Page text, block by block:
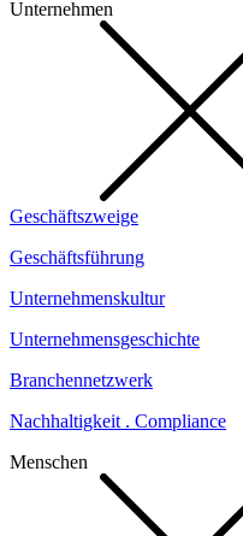
Unternehmen
Geschäftszweige
Geschäftsführung
Unternehmenskultur
Unternehmensgeschichte
Branchennetzwerk
Nachhaltigkeit . Compliance
Menschen